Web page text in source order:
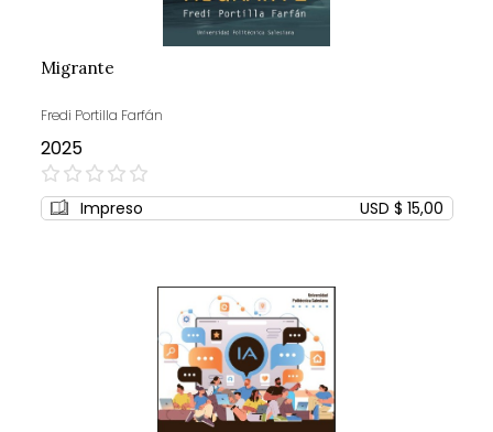
Migrante
Fredi Portilla Farfán
2025
0%
Impreso USD $ 15,00